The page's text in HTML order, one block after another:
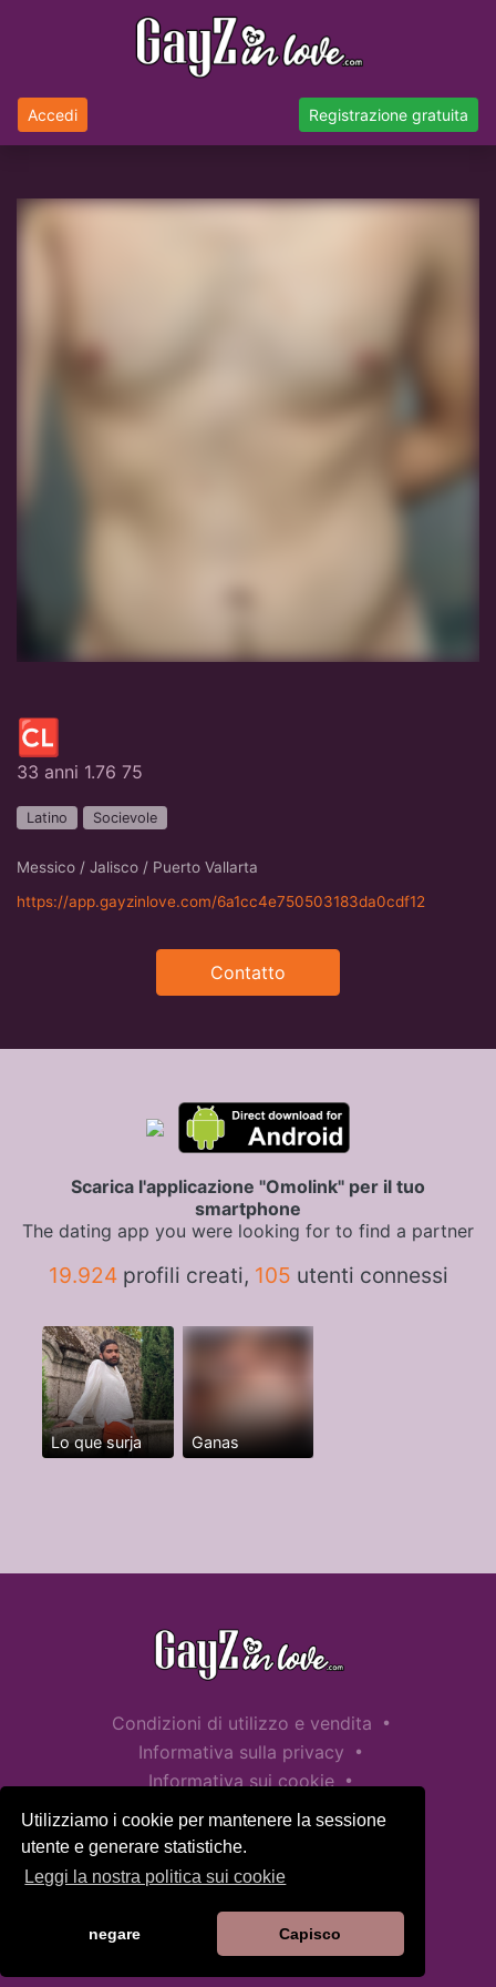
Utilizziamo i cookie per mantenere la sessione
utente e generare statistiche.
Leggi la nostra politica sui cookie
negare Capisco
Accedi Registrazione gratuita
🆑
33 anni 1.76 75
Latino Socievole
Messico / Jalisco / Puerto Vallarta
https://app.gayzinlove.com/6a1cc4e750503183da0cdf12
Contatto
Scarica l'applicazione "Omolink" per il tuo
smartphone
The dating app you were looking for to find a partner
19.924profili creati, 105 utenti connessi
Lo que surja Ganas
Condizioni di utilizzo e vendita •
Informativa sulla privacy •
Informativa sui cookie •
Politica sulla sicurezza dei bambini
Aiuto / Contatto